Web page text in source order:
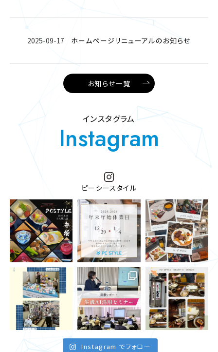
2025-09-17 ホームページリニューアルのお知らせ
お知らせ一覧
インスタグラム
Instagram
ピーシースタイル
Instagram でフォロー